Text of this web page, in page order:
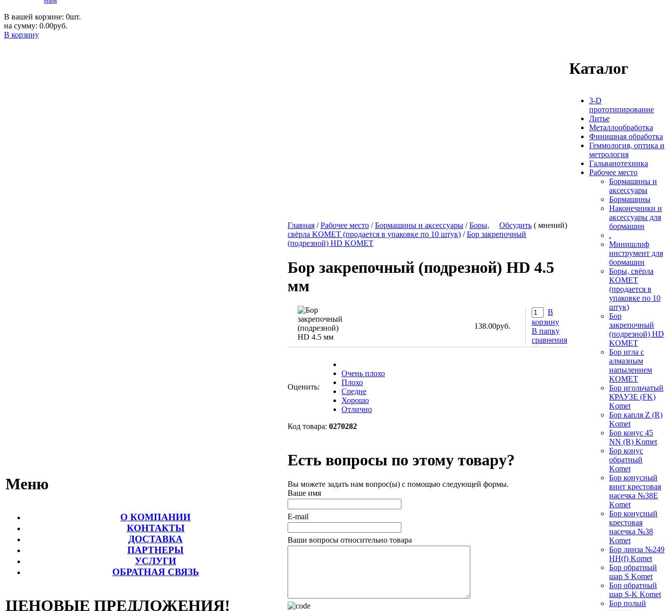
В вашей корзине: 0шт.
на сумму: 0.00руб.
В корзину
Меню
О КОМПАНИИ
КОНТАКТЫ
ДОСТАВКА
ПАРТНЕРЫ
УСЛУГИ
ОБРАТНАЯ СВЯЗЬ
ЦЕНОВЫЕ ПРЕДЛОЖЕНИЯ!
Обсудить ( мнений)
Главная /Рабочее место /Бормашины и аксессуары /Боры,
свёрла KOMET (продается в упаковке по 10 штук) /Бор закрепочный
(подрезной) HD KOMET
Бор закрепочный (подрезной) HD 4.5
мм
138.00руб.
В
корзину
В папку
сравнения
Оценить:
Очень плохо
Плохо
Средне
Хорошо
Отлично
Код товара: 0270282
Есть вопросы по этому товару?
Вы можете задать нам вопрос(ы) с помощью следующей формы.
Ваше имя
E-mail
Ваши вопросы относительно товара
Каталог
3-D
прототипирование
Литье
Металлообработка
Финишная обработка
Геммология, оптика и
метрология
Гальванотехника
Рабочее место
Бормашины и
аксессуары
Бормашины
Наконечники и
аксессуары для
бормашин
.
Минишлиф
инструмент для
бормашин
Боры, свёрла
KOMET
(продается в
упаковке по 10
штук)
Бор
закрепочный
(подрезной) HD
KOMET
Бор игла с
алмазным
напылением
KOMET
Бор игольчатый
КРАУЗЕ (FK)
Komet
Бор капля Z (R)
Komet
Бор конус 45
NN (R) Komet
Бор конус
обратный
Komet
Бор конусный
винт крестовая
насечка №38E
Komet
Бор конусный
крестовая
насечка №38
Komet
Бор линза №249
HH(f) Komet
Бор обратный
шар S Komet
Бор обратный
шар S-K Komet
Бор полый